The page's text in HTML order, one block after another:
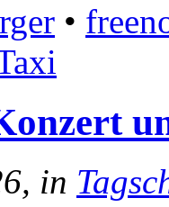
•
in